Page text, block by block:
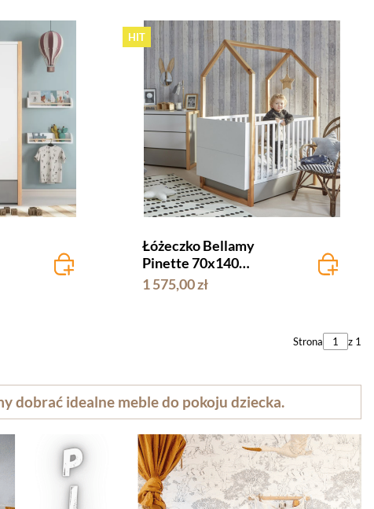
HIT
Łóżeczko Bellamy
Pinette 70x140
rozsuwane do 160 cm
1 575,00 zł
Strona z 1
dobrać idealne meble do pokoju dziecka.